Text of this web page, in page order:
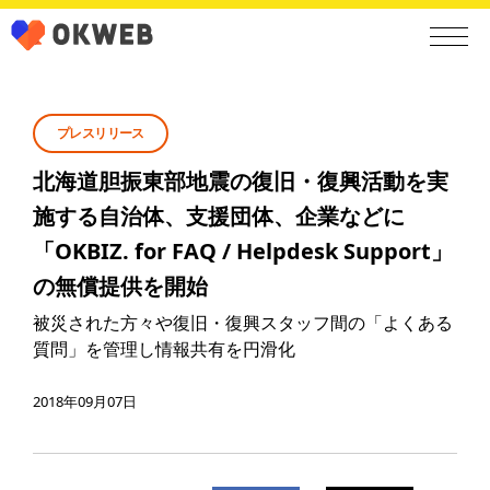
プレスリリース
北海道胆振東部地震の復旧・復興活動を実
施する自治体、支援団体、企業などに
「OKBIZ. for FAQ / Helpdesk Support」
の無償提供を開始
被災された方々や復旧・復興スタッフ間の「よくある
質問」を管理し情報共有を円滑化
2018年09月07日